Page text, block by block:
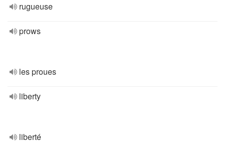
rugueuse
prows
les proues
liberty
liberté